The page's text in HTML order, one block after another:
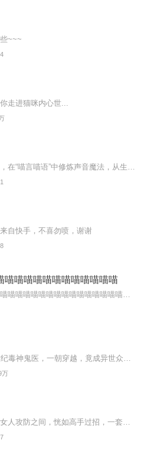
~~~
走进猫咪内心世...
自快手，不喜勿喷，谢谢
喵喵喵喵喵喵喵喵喵喵喵喵
万